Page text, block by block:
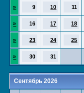
» 9 10 11
» 16 17 18
» 23 24 25
» 30 31
Сентябрь 2026